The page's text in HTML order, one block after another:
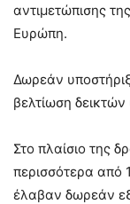
αντιμετώπισης
Ευρώπη.
Δωρεάν
βελτίωση δεικτών
Στο πλαίσιο της
περισσότερα από
έλαβαν δωρεάν